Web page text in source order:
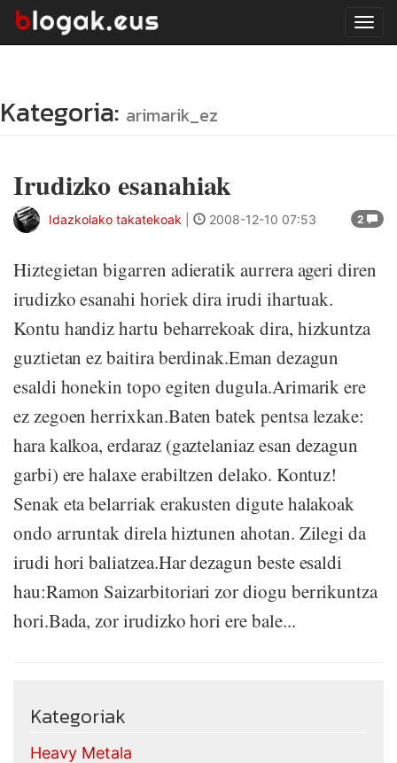
Kategoria: arimarik_ez
Irudizko esanahiak
2
Idazkolako takatekoak 2008-12-10 07:53
Hiztegietan bigarren adieratik aurrera ageri diren
irudizko esanahi horiek dira irudi ihartuak.
Kontu handiz hartu beharrekoak dira, hizkuntza
guztietan ez baitira berdinak.Eman dezagun
esaldi honekin topo egiten dugula.Arimarik ere
ez zegoen herrixkan.Baten batek pentsa lezake:
hara kalkoa, erdaraz (gaztelaniaz esan dezagun
garbi) ere halaxe erabiltzen delako. Kontuz!
Senak eta belarriak erakusten digute halakoak
ondo arruntak direla hiztunen ahotan. Zilegi da
irudi hori baliatzea.Har dezagun beste esaldi
hau:Ramon Saizarbitoriari zor diogu berrikuntza
hori.Bada, zor irudizko hori ere bale...
Kategoriak
Heavy Metala